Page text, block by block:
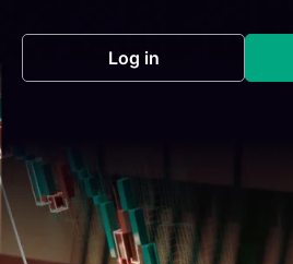
Log in(opens in a new tab)